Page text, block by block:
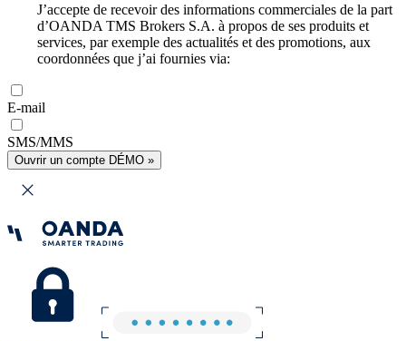
J’accepte de recevoir des informations commerciales de la part
d’OANDA TMS Brokers S.A. à propos de ses produits et
services, par exemple des actualités et des promotions, aux
coordonnées que j’ai fournies via:
E-mail
SMS/MMS
Ouvrir un compte DÉMO »